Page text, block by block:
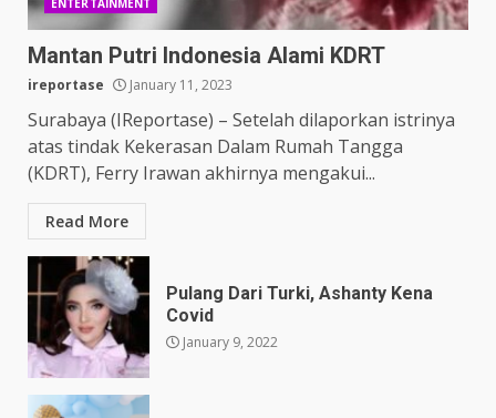
ENTERTAINMENT
Mantan Putri Indonesia Alami KDRT
ireportase January 11, 2023
Surabaya (IReportase) – Setelah dilaporkan istrinya
atas tindak Kekerasan Dalam Rumah Tangga
(KDRT), Ferry Irawan akhirnya mengakui...
Read More
Pulang Dari Turki, Ashanty Kena
Covid
January 9, 2022